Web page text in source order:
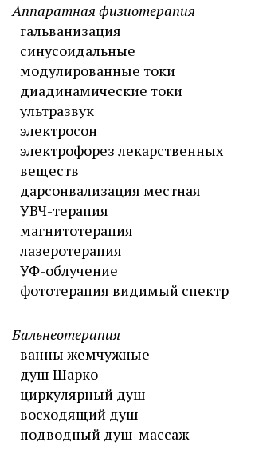
Аппаратная физиотерапия
гальванизация
синусоидальные
модулированные токи
диадинамические токи
ультразвук
электросон
электрофорез лекарственных
веществ
дарсонвализация местная
УВЧ-терапия
магнитотерапия
лазеротерапия
УФ-облучение
фототерапия видимый спектр
Бальнеотерапия
ванны жемчужные
душ Шарко
циркулярный душ
восходящий душ
подводный душ-массаж